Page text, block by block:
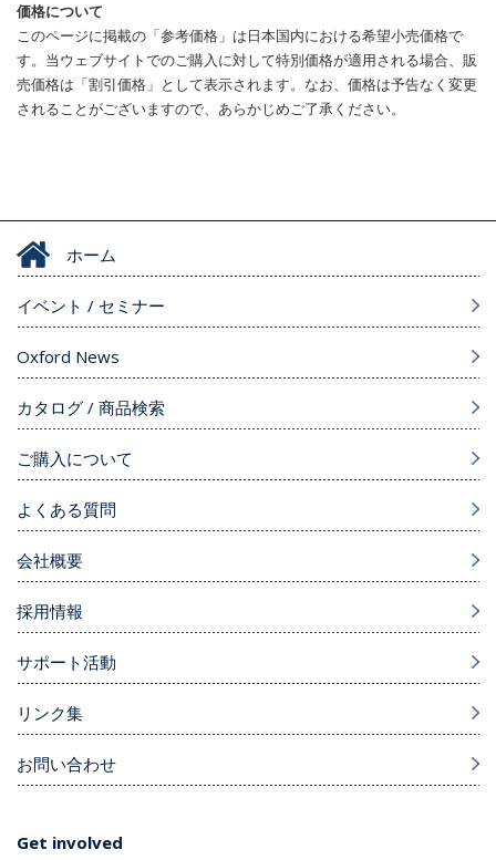
価格について
このページに掲載の「参考価格」は日本国内における希望小売価格で
す。当ウェブサイトでのご購入に対して特別価格が適用される場合、販
売価格は「割引価格」として表示されます。なお、価格は予告なく変更
されることがございますので、あらかじめご了承ください。
ホーム
イベント / セミナー
Oxford News
カタログ / 商品検索
ご購入について
よくある質問
会社概要
採用情報
サポート活動
リンク集
お問い合わせ
Get involved